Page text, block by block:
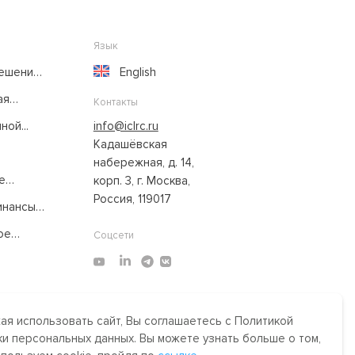
Язык
English
Контакты
info@iclrc.ru
Кадашёвская
набережная, д. 14,
корп. 3, г. Москва,
Россия, 119017
Соцсети
Made by Uprising
2021
использовать сайт, Вы соглашаетесь с Политикой
персональных данных. Вы можете узнать больше о том,